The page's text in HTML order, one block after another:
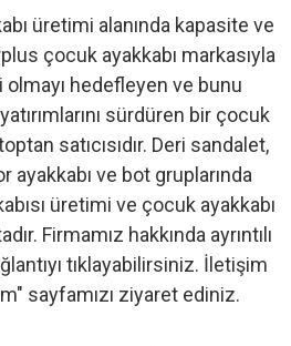
üretimi alanında kapasite ve
çocuk ayakkabı markasıyla
olmayı hedefleyen ve bunu
sürdüren bir çocuk
satıcısıdır. Deri sandalet,
ayakkabı ve bot gruplarında
üretimi ve çocuk ayakkabı
Firmamız hakkında ayrıntılı
tıklayabilirsiniz. İletişim
sayfamızı ziyaret ediniz.